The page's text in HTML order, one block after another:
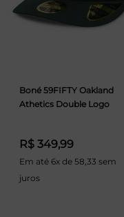
Boné 59FIFTY Oakland
Athetics Double Logo
R$ 349,99
Em até 6x de 58,33 sem
juros